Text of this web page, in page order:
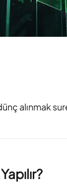
alınmak